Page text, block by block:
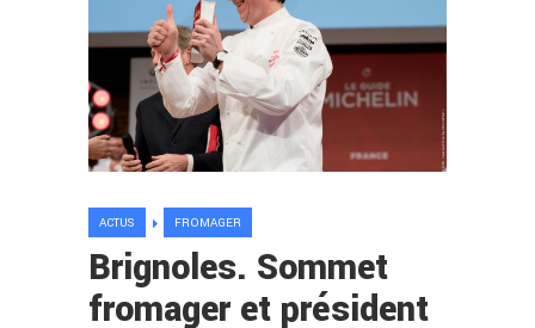
ACTUS FROMAGER
Brignoles. Sommet
fromager et président